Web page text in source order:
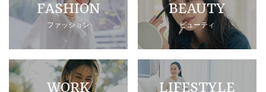
FASHION
ファッション
BEAUTY
ビューティ
WORK LIFESTYLE